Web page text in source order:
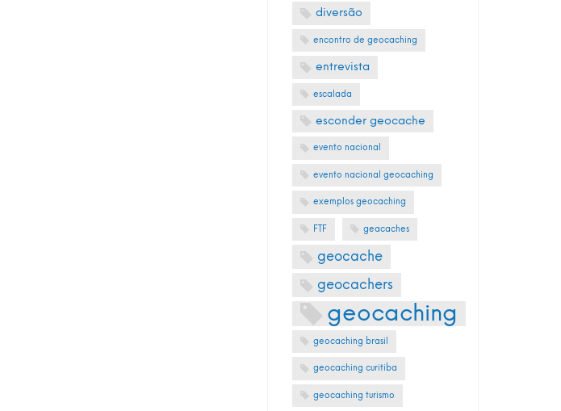
diversão
encontro de geocaching
entrevista
escalada
esconder geocache
evento nacional
evento nacional geocaching
exemplos geocaching
FTF geacaches
geocache
geocachers
geocaching
geocaching brasil
geocaching curitiba
geocaching turismo